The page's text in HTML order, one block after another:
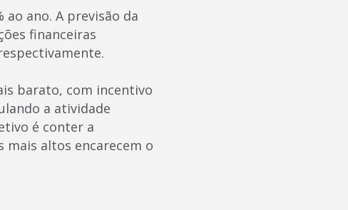
ao ano. A previsão da
financeiras
barato, com incentivo
a atividade
é conter a
mais altos encarecem o